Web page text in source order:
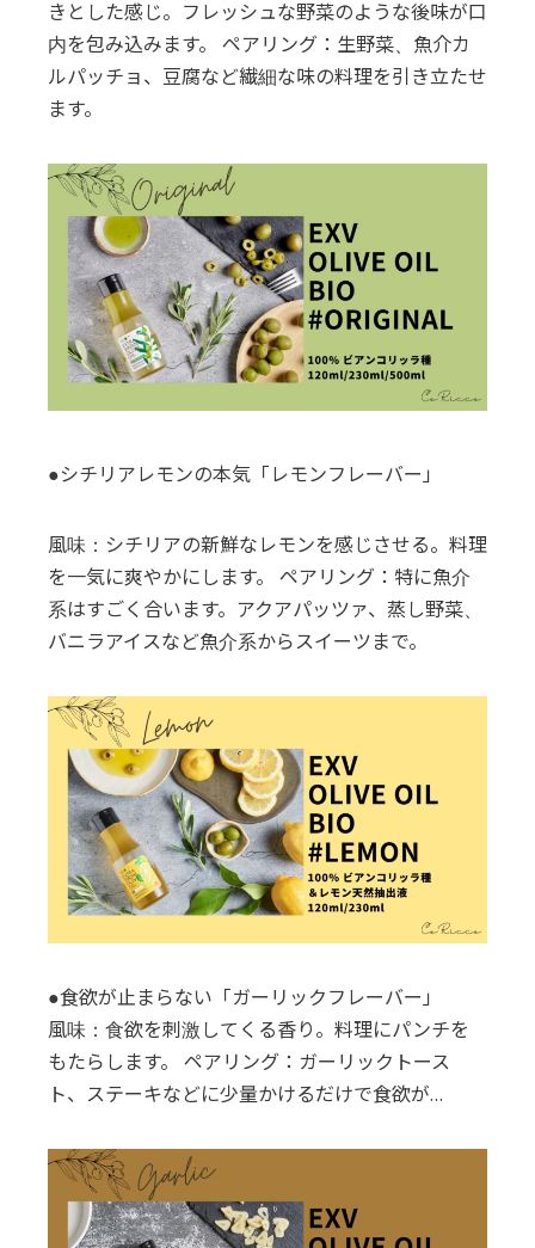
きとした感じ。フレッシュな野菜のような後味が口
内を包み込みます。 ペアリング：生野菜、魚介カ
ルパッチョ、豆腐など繊細な味の料理を引き立たせ
ます。
●シチリアレモンの本気「レモンフレーバー」
風味：シチリアの新鮮なレモンを感じさせる。料理
を一気に爽やかにします。 ペアリング：特に魚介
系はすごく合います。アクアパッツァ、蒸し野菜、
バニラアイスなど魚介系からスイーツまで。
●食欲が止まらない「ガーリックフレーバー」
風味：食欲を刺激してくる香り。料理にパンチを
もたらします。 ペアリング：ガーリックトース
ト、ステーキなどに少量かけるだけで食欲が…